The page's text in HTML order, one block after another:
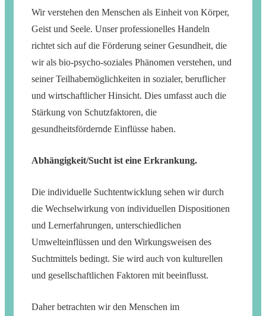
Wir verstehen den Menschen als Einheit von Körper,
Geist und Seele. Unser professionelles Handeln
richtet sich auf die Förderung seiner Gesundheit, die
wir als bio-psycho-soziales Phänomen verstehen, und
seiner Teilhabemöglichkeiten in sozialer, beruflicher
und wirtschaftlicher Hinsicht. Dies umfasst auch die
Stärkung von Schutzfaktoren, die
gesundheitsfördernde Einflüsse haben.
Abhängigkeit/Sucht ist eine Erkrankung.
Die individuelle Suchtentwicklung sehen wir durch
die Wechselwirkung von individuellen Dispositionen
und Lernerfahrungen, unterschiedlichen
Umwelteinflüssen und den Wirkungsweisen des
Suchtmittels bedingt. Sie wird auch von kulturellen
und gesellschaftlichen Faktoren mit beeinflusst.
Daher betrachten wir den Menschen im